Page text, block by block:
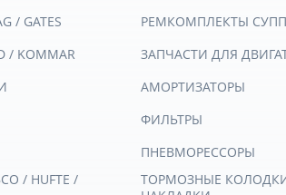
/ GATES
/ KOMMAR
/ HUFTE /
РЕМКОМПЛЕКТЫ
ЗАПЧАСТИ ДЛЯ
АМОРТИЗАТОРЫ
ФИЛЬТРЫ
ПНЕВМОРЕССОРЫ
ТОРМОЗНЫЕ